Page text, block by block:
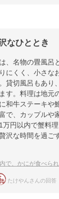
なひととき
、名物の畳風呂
にくく、小さな
貸切風呂もあり
す。料理は地元
和牛ステーキや
で、カップルや
円以内で蟹料
沢な時間を過ご
、かにが食べられる伊香保
たけやんさんの回答